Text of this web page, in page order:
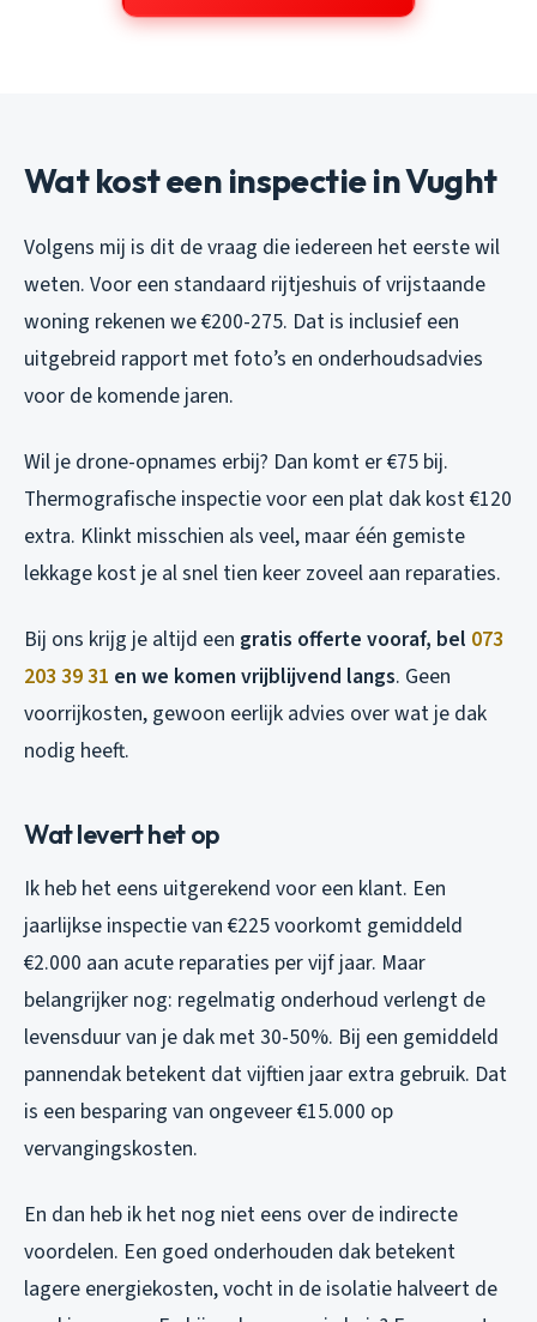
Wat kost een inspectie in Vught
Volgens mij is dit de vraag die iedereen het eerste wil
weten. Voor een standaard rijtjeshuis of vrijstaande
woning rekenen we €200-275. Dat is inclusief een
uitgebreid rapport met foto’s en onderhoudsadvies
voor de komende jaren.
Wil je drone-opnames erbij? Dan komt er €75 bij.
Thermografische inspectie voor een plat dak kost €120
extra. Klinkt misschien als veel, maar één gemiste
lekkage kost je al snel tien keer zoveel aan reparaties.
Bij ons krijg je altijd een gratis offerte vooraf, bel 073
203 39 31 en we komen vrijblijvend langs. Geen
voorrijkosten, gewoon eerlijk advies over wat je dak
nodig heeft.
Wat levert het op
Ik heb het eens uitgerekend voor een klant. Een
jaarlijkse inspectie van €225 voorkomt gemiddeld
€2.000 aan acute reparaties per vijf jaar. Maar
belangrijker nog: regelmatig onderhoud verlengt de
levensduur van je dak met 30-50%. Bij een gemiddeld
pannendak betekent dat vijftien jaar extra gebruik. Dat
is een besparing van ongeveer €15.000 op
vervangingskosten.
En dan heb ik het nog niet eens over de indirecte
voordelen. Een goed onderhouden dak betekent
lagere energiekosten, vocht in de isolatie halveert de